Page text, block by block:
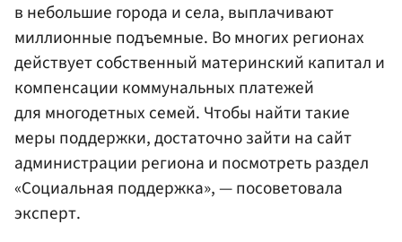
в небольшие города и села, выплачивают
миллионные подъемные. Во многих регионах
действует собственный материнский капитал и
компенсации коммунальных платежей
для многодетных семей. Чтобы найти такие
меры поддержки, достаточно зайти на сайт
администрации региона и посмотреть раздел
«Социальная поддержка», — посоветовала
эксперт.